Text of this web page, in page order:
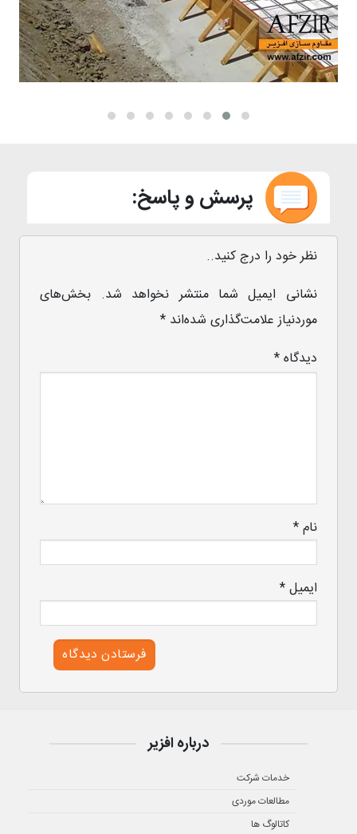
پرسش و پاسخ:
نظر خود را درج کنید..
نشانی ایمیل شما منتشر نخواهد شد. بخش‌های
موردنیاز علامت‌گذاری شده‌اند*
دیدگاه*
نام*
ایمیل*
درباره افزیر
خدمات شرکت
مطالعات موردی
کاتالوگ ها